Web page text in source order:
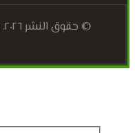
© حقوق النشر ٢٠٢٦. جميع الحقوق محفوظة.